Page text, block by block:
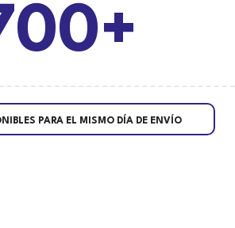
PARA EL MISMO DÍA DE ENVÍO